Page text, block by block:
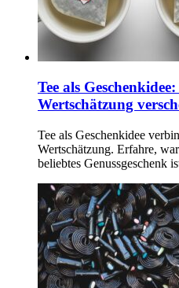
Tee als
Wertschätzung
Tee als Geschenkidee
Wertschätzung. Erfahre,
beliebtes Genussgeschenk